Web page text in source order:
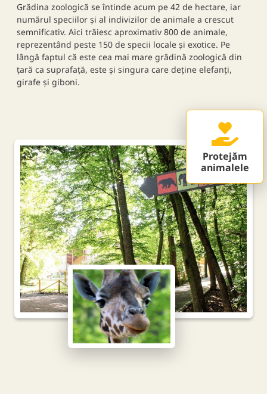
Protejăm
animalele
Grădina zoologică se întinde acum pe 42 de hectare, iar
numărul speciilor și al indivizilor de animale a crescut
semnificativ. Aici trăiesc aproximativ 800 de animale,
reprezentând peste 150 de specii locale și exotice. Pe
lângă faptul că este cea mai mare grădină zoologică din
țară ca suprafață, este și singura care deține elefanți,
girafe și giboni.